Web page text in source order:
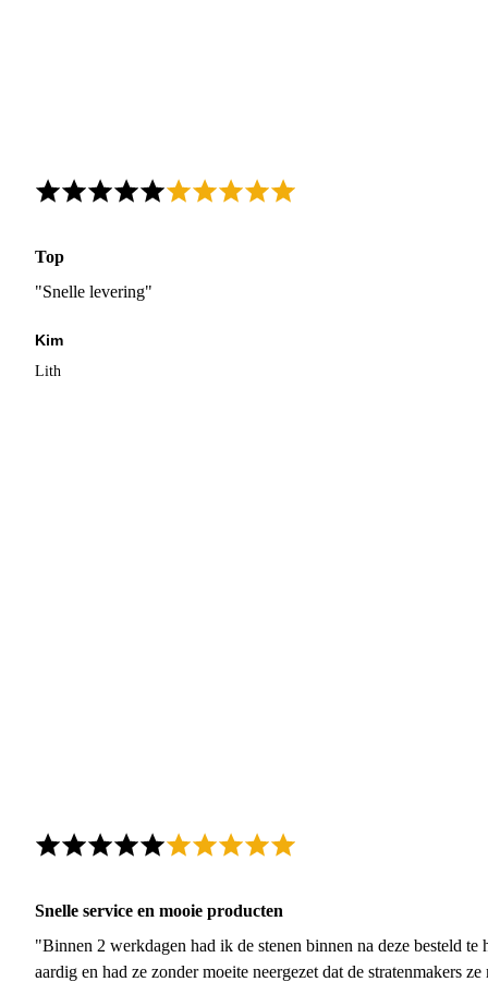
Top
"Snelle levering"
Kim
Lith
Snelle service en mooie producten
"Binnen 2 werkdagen had ik de stenen binnen na deze besteld
aardig en had ze zonder moeite neergezet dat de stratenmakers